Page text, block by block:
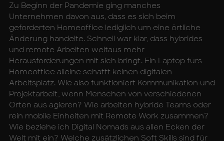
Zu Beginn der Pandemie ging manches
Unternehmen davon aus, dass es sich beim
geforderten Homeoffice lediglich um eine örtliche
Änderung handelte. Schnell war klar, dass hybrides
und remote Arbeiten weitaus mehr
Herausforderungen mit sich bringt. Ein Laptop fürs
Homeoffice alleine schafft keinen digitalen
Arbeitsplatz. Wie also funktioniert Kommunikation und
Projektarbeit, wenn Menschen von verschiedenen
Orten aus agieren? Wie arbeiten hybride Teams oder
rein mobile Einheiten mit Remote Work zusammen?
Wie beziehe ich Digital Nomads aus allen Ecken der
Welt mit ein? Welche zusätzlichen Soft Skills sind für